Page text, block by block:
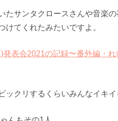
たサンタクロースさんや音楽
けてくれたみたいですよ。
表会2021の記録〜番外編・
ックリするくらいみんなイキイ